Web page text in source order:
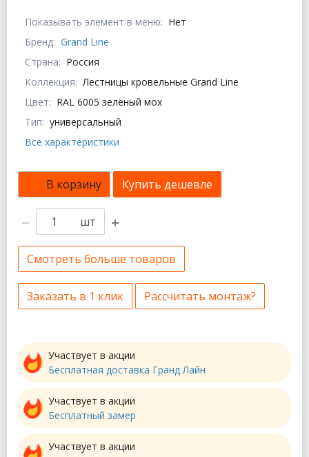
Показывать элемент в меню: Нет
Бренд: Grand Line
Страна: Россия
Коллекция: Лестницы кровельные Grand Line
Цвет: RAL 6005 зелёный мох
Тип: универсальный
Все характеристики
В корзину Купить дешевле
шт
Смотреть больше товаров
Заказать в 1 клик Рассчитать монтаж?
Участвует в акции
Бесплатная доставка Гранд Лайн
Участвует в акции
Бесплатный замер
Участвует в акции